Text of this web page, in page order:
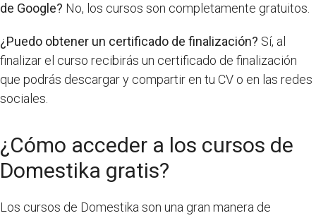
de Google? No, los cursos son completamente gratuitos.
¿Puedo obtener un certificado de finalización? Sí, al
finalizar el curso recibirás un certificado de finalización
que podrás descargar y compartir en tu CV o en las redes
sociales.
¿Cómo acceder a los cursos de
Domestika gratis?
Los cursos de Domestika son una gran manera de